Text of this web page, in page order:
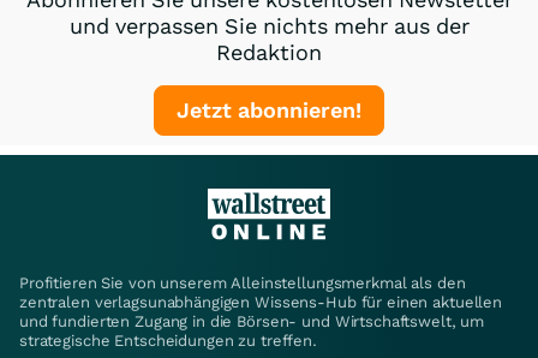
und verpassen Sie nichts mehr aus der
Redaktion
Jetzt abonnieren!
Profitieren Sie von unserem Alleinstellungsmerkmal als den
zentralen verlagsunabhängigen Wissens-Hub für einen aktuellen
und fundierten Zugang in die Börsen- und Wirtschaftswelt, um
strategische Entscheidungen zu treffen.